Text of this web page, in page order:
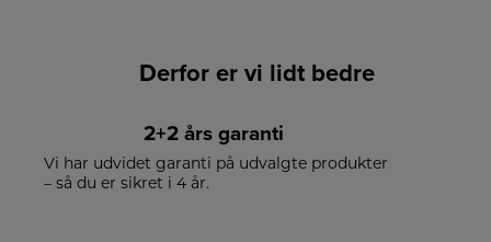
Derfor er vi lidt bedre
2+2 års garanti
Vi har udvidet garanti på udvalgte produkter
– så du er sikret i 4 år.